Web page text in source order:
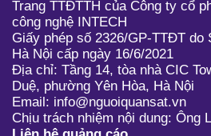
Trang TTĐTTH của Công ty cổ
công nghệ INTECH
Giấy phép số 2326/GP-TTĐT do
Hà Nội cấp ngày 16/6/2021
Địa chỉ: Tầng 14, tòa nhà CIC
Duệ, phường Yên Hòa, Hà Nội
Email: info@nguoiquansat.vn
Chịu trách nhiệm nội dung: Ông